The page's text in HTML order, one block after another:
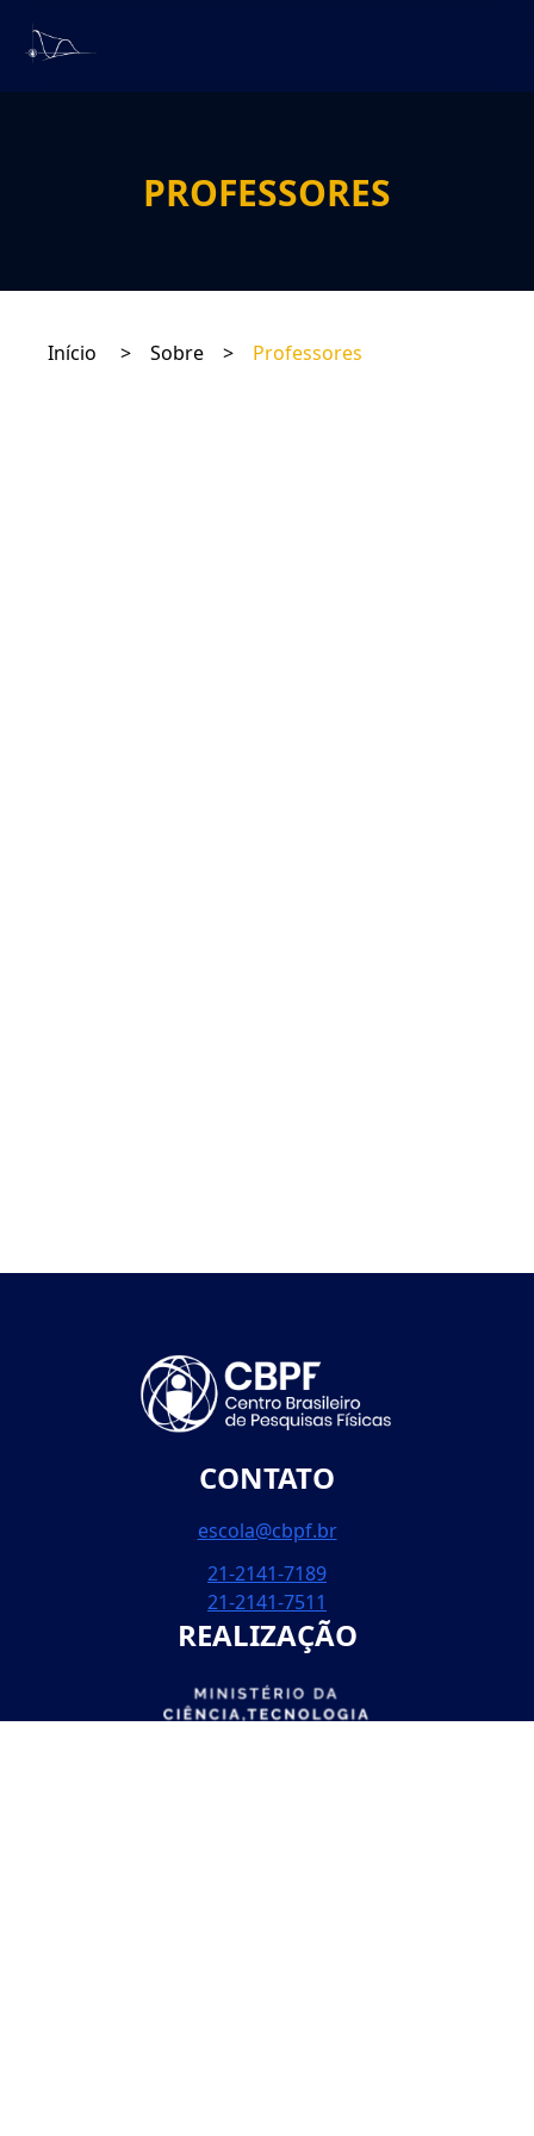
PROFESSORES
Início > Sobre > Professores
CONTATO
escola@cbpf.br
21-2141-7189
21-2141-7511
REALIZAÇÃO